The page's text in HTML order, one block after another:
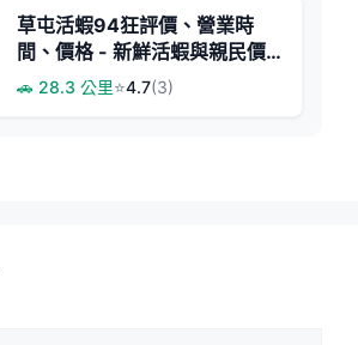
草屯活蝦94狂評價、營業時
間、價格 - 新鮮活蝦與親民價
🚗 28.3 公里⭐4.7(3)